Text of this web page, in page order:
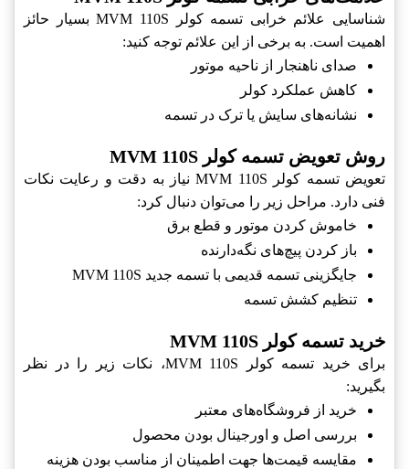
شناسایی علائم خرابی تسمه کولر MVM 110S بسیار حائز
اهمیت است. به برخی از این علائم توجه کنید:
صدای ناهنجار از ناحیه موتور
کاهش عملکرد کولر
نشانه‌های سایش یا ترک در تسمه
روش تعویض تسمه کولر MVM 110S
تعویض تسمه کولر MVM 110S نیاز به دقت و رعایت نکات
فنی دارد. مراحل زیر را می‌توان دنبال کرد:
خاموش کردن موتور و قطع برق
باز کردن پیچ‌های نگه‌دارنده
جایگزینی تسمه قدیمی با تسمه جدید MVM 110S
تنظیم کشش تسمه
خرید تسمه کولر MVM 110S
برای خرید تسمه کولر MVM 110S، نکات زیر را در نظر
بگیرید:
خرید از فروشگاه‌های معتبر
بررسی اصل و اورجینال بودن محصول
مقایسه قیمت‌ها جهت اطمینان از مناسب بودن هزینه